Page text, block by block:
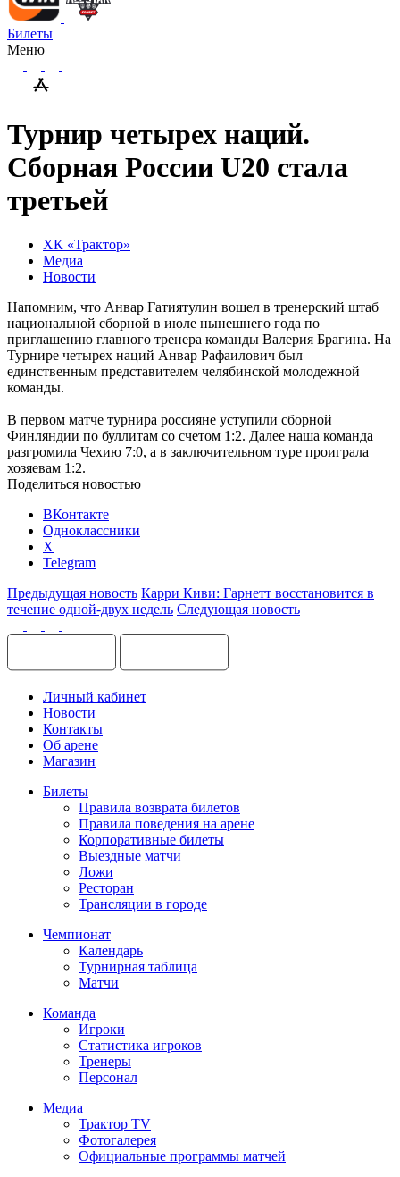
Билеты
Меню
Турнир четырех наций.
Сборная России U20 стала
третьей
ХК «Трактор»
Медиа
Новости
Напомним, что Анвар Гатиятулин вошел в тренерский штаб
национальной сборной в июле нынешнего года по
приглашению главного тренера команды Валерия Брагина. На
Турнире четырех наций Анвар Рафаилович был
единственным представителем челябинской молодежной
команды.
В первом матче турнира россияне уступили сборной
Финляндии по буллитам со счетом 1:2. Далее наша команда
разгромила Чехию 7:0, а в заключительном туре проиграла
хозяевам 1:2.
Поделиться новостью
ВКонтакте
Одноклассники
X
Telegram
Предыдущая новость Карри Киви: Гарнетт восстановится в
течение одной-двух недель Следующая новость
Личный кабинет
Новости
Контакты
Об арене
Магазин
Билеты
Правила возврата билетов
Правила поведения на арене
Корпоративные билеты
Выездные матчи
Ложи
Ресторан
Трансляции в городе
Чемпионат
Календарь
Турнирная таблица
Матчи
Команда
Игроки
Статистика игроков
Тренеры
Персонал
Медиа
Трактор TV
Фотогалерея
Официальные программы матчей